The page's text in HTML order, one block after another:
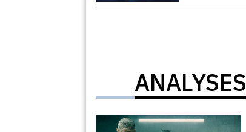
ANALYSES